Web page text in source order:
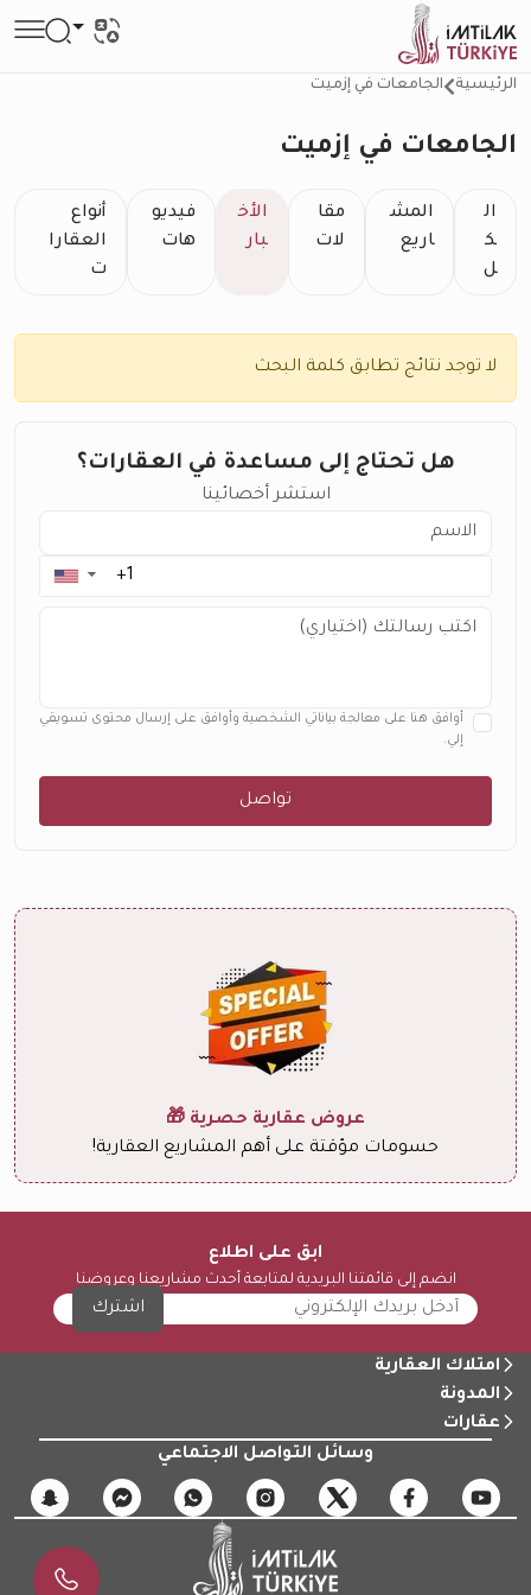
الرئيسية الجامعات في إزميت
الجامعات في إزميت
ال
ك
ل
المش
اريع
مقا
لات
الأخ
بار
فيديو
هات
أنواع
العقارا
ت
لا توجد نتائج تطابق كلمة البحث
هل تحتاج إلى مساعدة في العقارات؟
استشر أخصائينا
▼
أوافق هنا على معالجة بياناتي الشخصية وأوافق على إرسال محتوى تسويقي
إلي.
تواصل
عروض عقارية حصرية 🎁
حسومات مؤقتة على أهم المشاريع العقارية!
ابق على اطلاع
انضم إلى قائمتنا البريدية لمتابعة أحدث مشاريعنا وعروضنا
اشترك
امتلاك العقارية
المدونة
عقارات
وسائل التواصل الاجتماعي